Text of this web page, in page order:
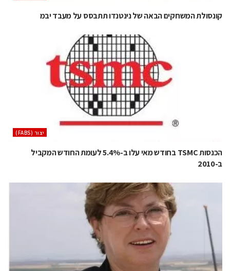
קונסולת המשחקים הבאה של נינטנדו תתבסס על מעבד יבמ
‫יצור (‪(FABS‬‬
הכנסות TSMC בחודש מאי עלו ב-5.4% לעומת החודש המקביל
ב-2010